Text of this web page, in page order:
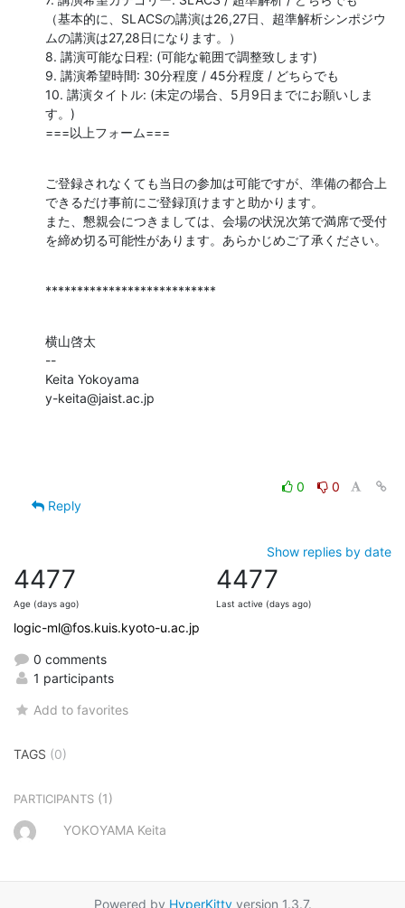
（基本的に、SLACSの講演は26,27日、超準解析シンポジウ
ムの講演は27,28日になります。）
8. 講演可能な日程: (可能な範囲で調整致します)
9. 講演希望時間: 30分程度 / 45分程度 / どちらでも
10. 講演タイトル: (未定の場合、5月9日までにお願いしま
す。)
===以上フォーム===
ご登録されなくても当日の参加は可能ですが、準備の都合上
できるだけ事前にご登録頂けますと助かります。
また、懇親会につきましては、会場の状況次第で満席で受付
を締め切る可能性があります。あらかじめご了承ください。
***************************
横山啓太
--
Keita Yokoyama
y-keita@jaist.ac.jp
0
0
Reply
Show replies by date
4477
Age (days ago)
4477
Last active (days ago)
logic-ml@fos.kuis.kyoto-u.ac.jp
0 comments
1 participants
Add to favorites
TAGS (0)
PARTICIPANTS (1)
YOKOYAMA Keita
Powered by HyperKittyversion 1.3.7.